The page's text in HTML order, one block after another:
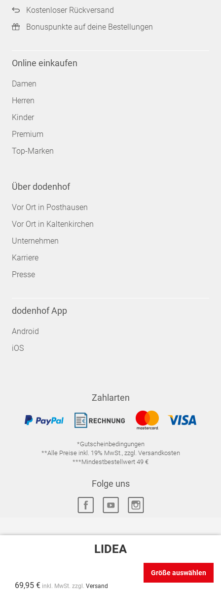
LIDEA
69,95 € inkl. MwSt. zzgl. Versand
Größe auswählen
Kostenloser Rückversand
Bonuspunkte auf deine Bestellungen
Online einkaufen
Damen
Herren
Kinder
Premium
Top-Marken
Über dodenhof
Vor Ort in Posthausen
Vor Ort in Kaltenkirchen
Unternehmen
Karriere
Presse
dodenhof App
Android
iOS
Zahlarten
*Gutscheinbedingungen
**Alle Preise inkl. 19% MwSt., zzgl. Versandkosten
***Mindestbestellwert 49 €
Folge uns
DATENSCHUTZ
WIDERRUFSRECHT
VERTRAG WIDERRUFEN